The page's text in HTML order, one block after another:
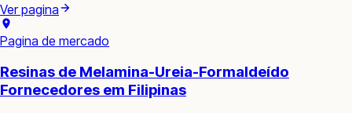
Ver pagina
Pagina de mercado
Resinas de Melamina-Ureia-Formaldeído
Fornecedores em Filipinas